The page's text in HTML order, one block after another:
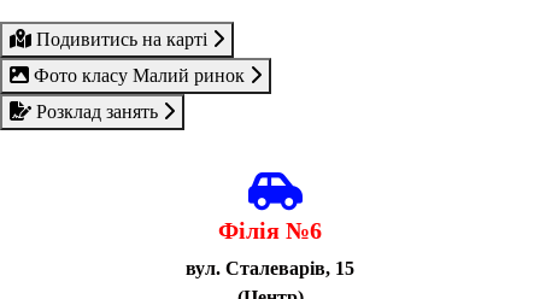
Подивитись на карті
Фото класу Малий ринок
Розклад занять
Філія №6
вул. Сталеварів, 15